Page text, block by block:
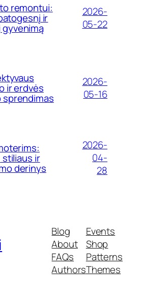
remontui:
ir
2026-
05-22
ir erdvės
sprendimas
2026-
05-16
ir
derinys
2026-
04-
28
Blog
About
FAQs
Authors
Events
Shop
Patterns
Themes